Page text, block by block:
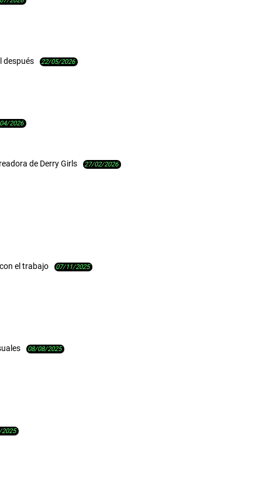
después 22/05/2026
2026
de Derry Girls 27/02/2026
el trabajo 07/11/2025
08/08/2025